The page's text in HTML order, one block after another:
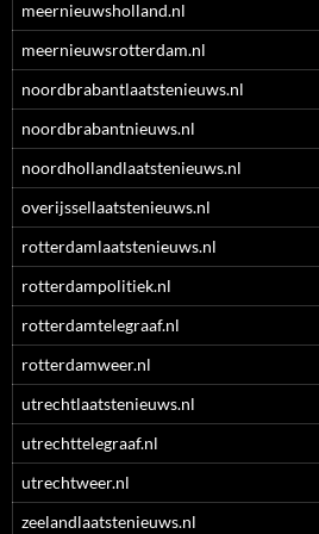
meernieuwsholland.nl
meernieuwsrotterdam.nl
noordbrabantlaatstenieuws.nl
noordbrabantnieuws.nl
noordhollandlaatstenieuws.nl
overijssellaatstenieuws.nl
rotterdamlaatstenieuws.nl
rotterdampolitiek.nl
rotterdamtelegraaf.nl
rotterdamweer.nl
utrechtlaatstenieuws.nl
utrechttelegraaf.nl
utrechtweer.nl
zeelandlaatstenieuws.nl